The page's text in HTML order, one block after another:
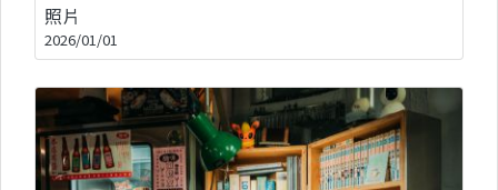
照片
2026/01/01